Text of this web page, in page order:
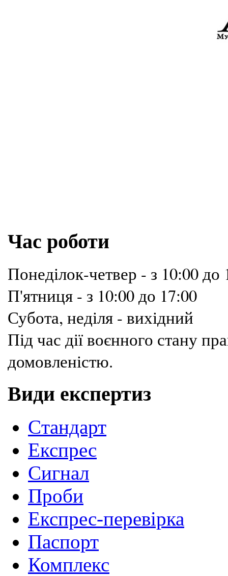
Час роботи
Понеділок-четвер - з 10:00 до
П'ятниця - з 10:00 до 17:00
Субота, неділя - вихідний
Під час дії воєнного стану
домовленістю.
Види експертиз
Cтандарт
Експрес
Сигнал
Проби
Експрес-перевірка
Паспорт
Комплекс